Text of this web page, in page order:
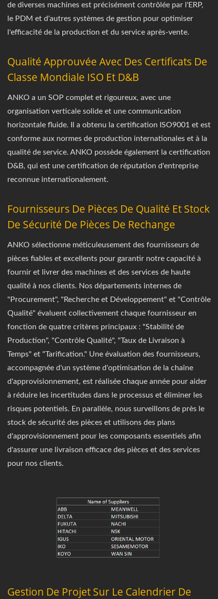
de diverses machines est précisément contrôlée par l'ERP,
le PDM et d'autres systèmes de gestion pour optimiser
l'efficacité de la production et du service après-vente.
Qualité Approuvée Avec Des Certificats De
Classe Mondiale ISO Et D&B
ANKO a un SOP complet et rigoureux, avec une
organisation verticale solide et une communication
horizontale fluide. Il a obtenu la certification ISO9001 et est
conforme aux normes de production internationales et à la
qualité de service. ANKO possède également la certification
D&B, qui est une certification de réputation d'entreprise
reconnue internationalement.
Fournisseurs De Pièces De Qualité Et Stock
De Sécurité De Pièces De Rechange
ANKO sélectionne méticuleusement des fournisseurs de
pièces fiables et excellents pour garantir notre capacité à
fournir et livrer des machines et des services de haute
qualité à nos clients. Nos départements internes de
"Procurement", "Recherche et Développement" et "Contrôle
Qualité" évaluent collectivement chaque fournisseur en
fonction de quatre critères principaux : "Stabilité de
Production", "Contrôle Qualité", "Taux de Livraison à
Temps" et "Tarification." Une évaluation des fournisseurs,
accompagnée d'un système d'optimisation de la chaîne
d'approvisionnement, est réalisée chaque année pour aider
à réduire les incertitudes dans le processus et éliminer les
risques potentiels. En parallèle, nous surveillons de près le
stock de sécurité des pièces et utilisons des plans
d'approvisionnement pour les composants essentiels afin
d'assurer une livraison efficace des pièces et des services
pour nos clients.
Gestion De Projet Sur Le Calendrier De